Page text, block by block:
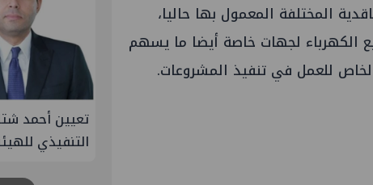
المختلفة المعمول بها حاليا،
الكهرباء لجهات خاصة أيضا ما يسهم
للعمل في تنفيذ المشروعات.
تعيين أحمد شتا ووليد أنور نائبين للرئيس